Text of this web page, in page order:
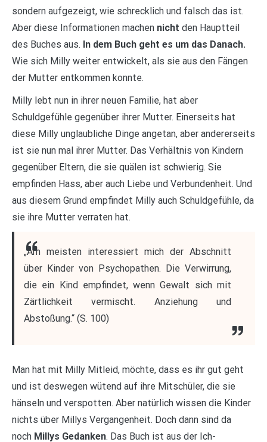
sondern aufgezeigt, wie schrecklich und falsch das ist.
Aber diese Informationen machen nicht den Hauptteil
des Buches aus. In dem Buch geht es um das Danach.
Wie sich Milly weiter entwickelt, als sie aus den Fängen
der Mutter entkommen konnte.
Milly lebt nun in ihrer neuen Familie, hat aber
Schuldgefühle gegenüber ihrer Mutter. Einerseits hat
diese Milly unglaubliche Dinge angetan, aber andererseits
ist sie nun mal ihrer Mutter. Das Verhältnis von Kindern
gegenüber Eltern, die sie quälen ist schwierig. Sie
empfinden Hass, aber auch Liebe und Verbundenheit. Und
aus diesem Grund empfindet Milly auch Schuldgefühle, da
sie ihre Mutter verraten hat.
„Am meisten interessiert mich der Abschnitt
über Kinder von Psychopathen. Die Verwirrung,
die ein Kind empfindet, wenn Gewalt sich mit
Zärtlichkeit vermischt. Anziehung und
Abstoßung.“ (S. 100)
Man hat mit Milly Mitleid, möchte, dass es ihr gut geht
und ist deswegen wütend auf ihre Mitschüler, die sie
hänseln und verspotten. Aber natürlich wissen die Kinder
nichts über Millys Vergangenheit. Doch dann sind da
noch Millys Gedanken. Das Buch ist aus der Ich-